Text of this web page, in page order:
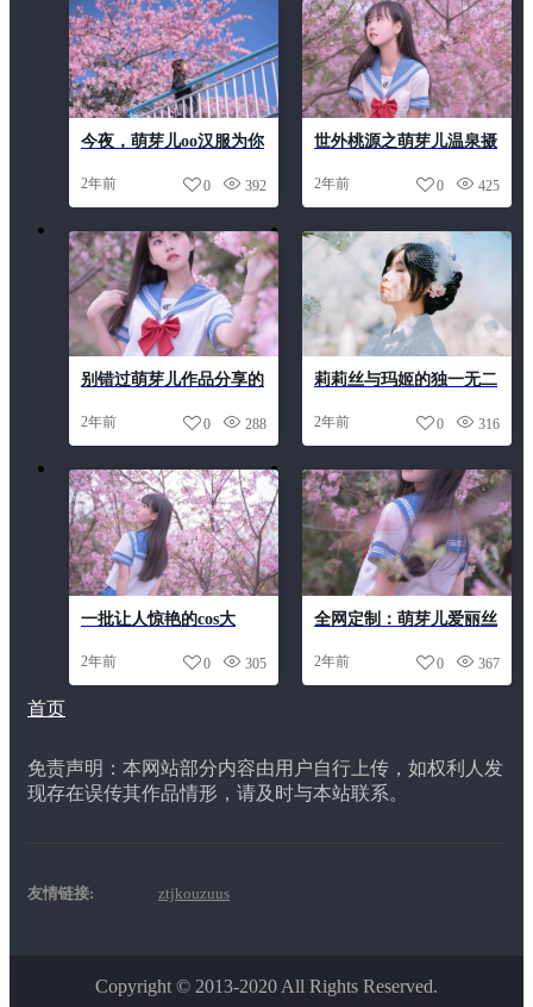
今夜，萌芽儿oo汉服为你
2年前 392
0
世外桃源之萌芽儿温泉摄
2年前 425
0
别错过萌芽儿作品分享的
们。
2年前 288
0
莉莉丝与玛姬的独一无二
2年前 316
0
一批让人惊艳的cos大
2年前 305
0
全网定制：萌芽儿爱丽丝
2年前 367
0
首页
免责声明：本网站部分内容由用户自行上传，如权利人发
现存在误传其作品情形，请及时与本站联系。
友情链接: ztjkouzuus
Copyright © 2013-2020 All Rights Reserved.